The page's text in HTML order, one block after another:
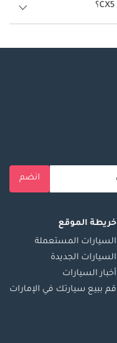
انضم
خريطة الموقع
السيارات المستعملة
السيارات الجديدة
أخبار السيارات
قم ببيع سيارتك في الإمارات